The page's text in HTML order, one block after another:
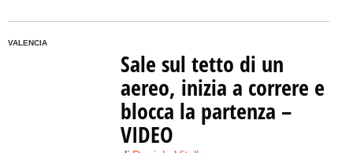
VALENCIA
Sale sul tetto di un
aereo, inizia a correre e
blocca la partenza –
VIDEO